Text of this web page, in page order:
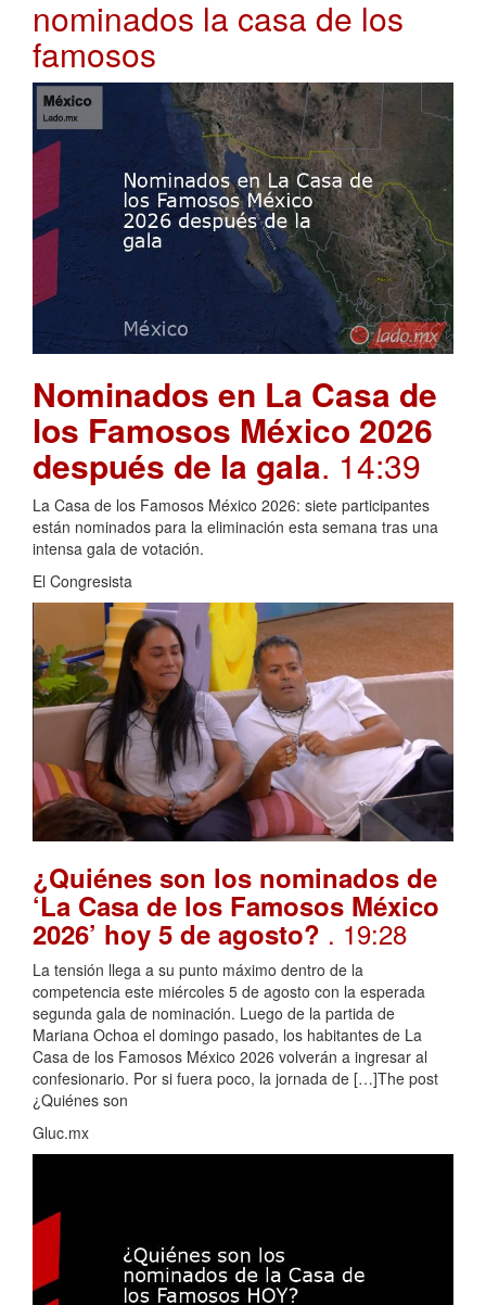
nominados la casa de los
famosos
Nominados en La Casa de
los Famosos México 2026
después de la gala. 14:39
La Casa de los Famosos México 2026: siete participantes
están nominados para la eliminación esta semana tras una
intensa gala de votación.
El Congresista
¿Quiénes son los nominados de
‘La Casa de los Famosos México
2026’ hoy 5 de agosto? . 19:28
La tensión llega a su punto máximo dentro de la
competencia este miércoles 5 de agosto con la esperada
segunda gala de nominación. Luego de la partida de
Mariana Ochoa el domingo pasado, los habitantes de La
Casa de los Famosos México 2026 volverán a ingresar al
confesionario. Por si fuera poco, la jornada de […]The post
¿Quiénes son
Gluc.mx